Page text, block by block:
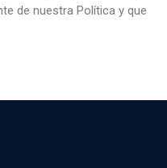
de nuestra Política y que